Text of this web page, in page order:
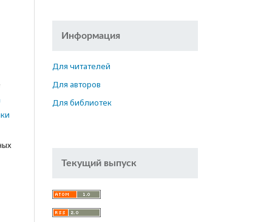
Информация
Для читателей
Для авторов
Для библиотек
Текущий выпуск